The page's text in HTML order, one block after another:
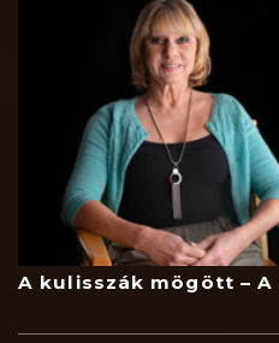
A kulisszák mögött –